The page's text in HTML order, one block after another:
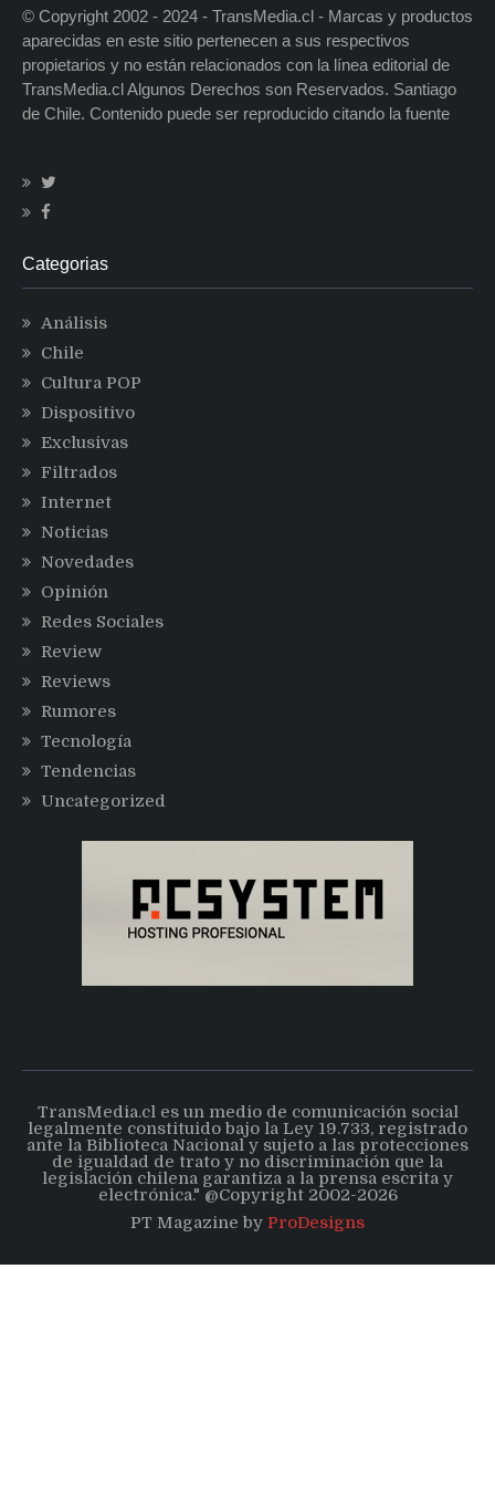
© Copyright 2002 - 2024 - TransMedia.cl - Marcas y productos
aparecidas en este sitio pertenecen a sus respectivos
propietarios y no están relacionados con la línea editorial de
TransMedia.cl Algunos Derechos son Reservados. Santiago
de Chile. Contenido puede ser reproducido citando la fuente
Categorias
Análisis
Chile
Cultura POP
Dispositivo
Exclusivas
Filtrados
Internet
Noticias
Novedades
Opinión
Redes Sociales
Review
Reviews
Rumores
Tecnología
Tendencias
Uncategorized
TransMedia.cl es un medio de comunicación social
legalmente constituido bajo la Ley 19.733, registrado
ante la Biblioteca Nacional y sujeto a las protecciones
de igualdad de trato y no discriminación que la
legislación chilena garantiza a la prensa escrita y
electrónica." @Copyright 2002-2026
PT Magazine by ProDesigns